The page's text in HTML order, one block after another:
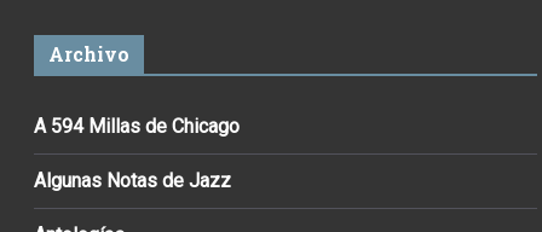
Archivo
A 594 Millas de Chicago
Algunas Notas de Jazz